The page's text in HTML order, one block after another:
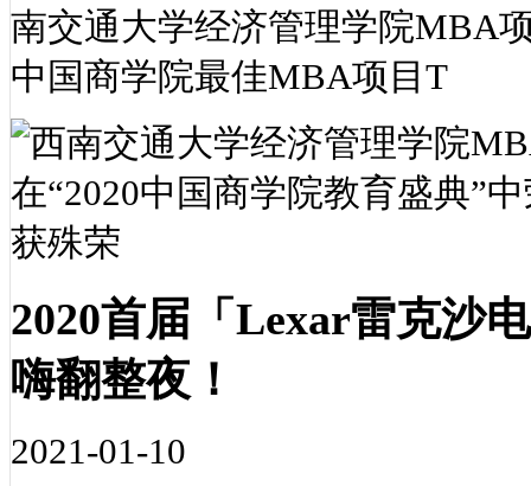
南交通大学经济管理学院MBA
中国商学院最佳MBA项目T
2020首届「Lexar雷克沙
嗨翻整夜！
2021-01-10